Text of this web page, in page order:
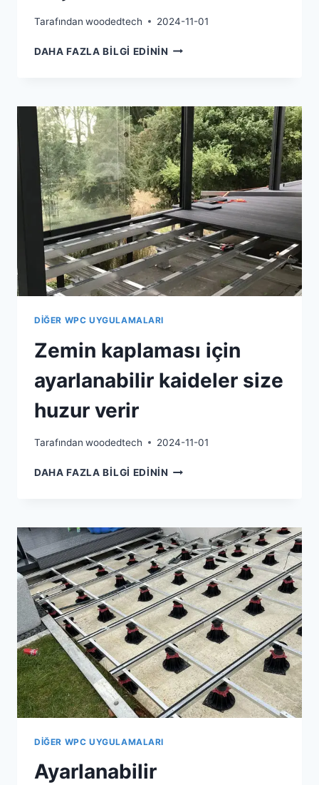
Tarafından woodedtech 2024-11-01
DAHA FAZLA BILGI EDININ ÇATI
KAIDELER
GERÇEKTEN
ENDIŞESIZ
BIR
SEÇIMDIR
DIĞER WPC UYGULAMALARI
Zemin kaplaması için
ayarlanabilir kaideler size
huzur verir
Tarafından woodedtech 2024-11-01
DAHA FAZLA BILGI EDININ ZEMIN
KAIDELER
SIZE
HUZUR
VERIR
DIĞER WPC UYGULAMALARI
Ayarlanabilir